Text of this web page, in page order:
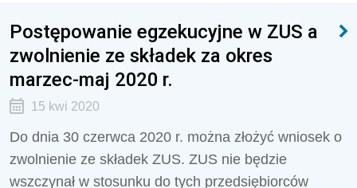
Postępowanie egzekucyjne w ZUS a
zwolnienie ze składek za okres
marzec-maj 2020 r.
15 kwi 2020
Do dnia 30 czerwca 2020 r. można złożyć wniosek o
zwolnienie ze składek ZUS. ZUS nie będzie
wszczynał w stosunku do tych przedsiębiorców